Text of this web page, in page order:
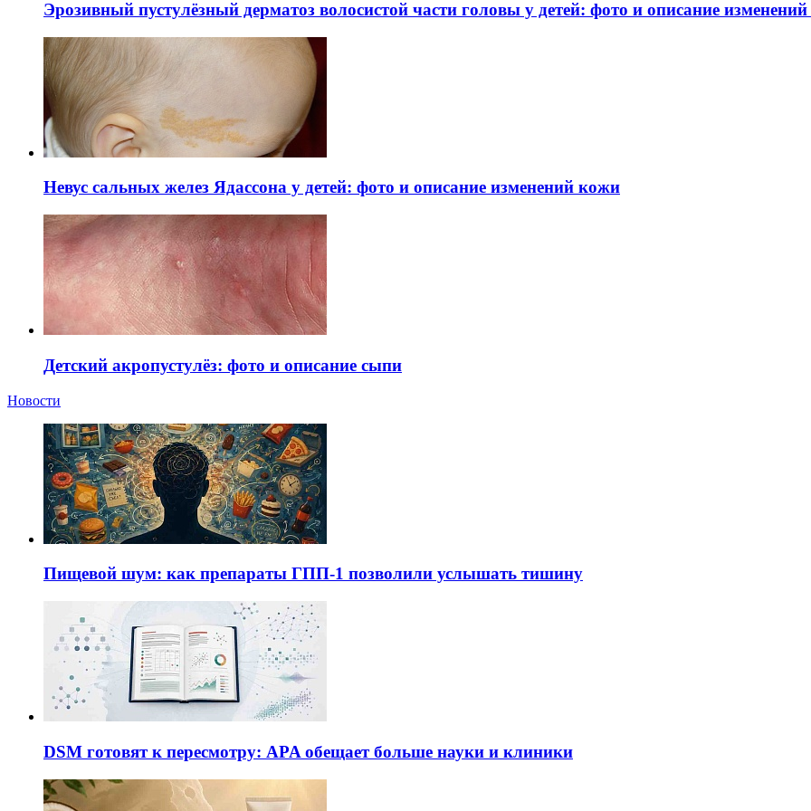
Эрозивный пустулёзный дерматоз волосистой части головы у детей: фото и описание
Невус сальных желез Ядассона у детей: фото и описание изменений кожи
Детский акропустулёз: фото и описание сыпи
Новости
Пищевой шум: как препараты ГПП-1 позволили услышать тишину
DSM готовят к пересмотру: APA обещает больше науки и клиники